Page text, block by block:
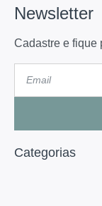
Newsletter
Cadastre e fique
Categorias